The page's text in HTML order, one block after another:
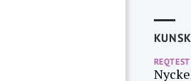
REQTEST